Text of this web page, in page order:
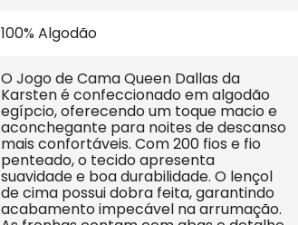
100% Algodão
O Jogo de Cama Queen Dallas da
Karsten é confeccionado em algodão
egípcio, oferecendo um toque macio e
aconchegante para noites de descanso
mais confortáveis. Com 200 fios e fio
penteado, o tecido apresenta
suavidade e boa durabilidade. O lençol
de cima possui dobra feita, garantindo
acabamento impecável na arrumação.